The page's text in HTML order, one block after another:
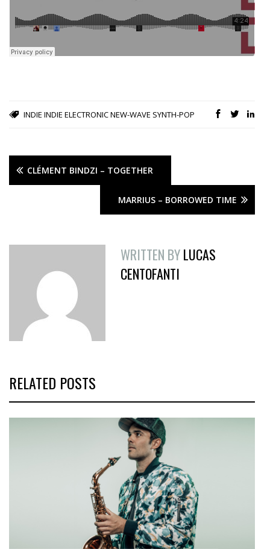
INDIE INDIE ELECTRONICNEW-WAVE SYNTH-POP
CLÉMENT BINDZI – TOGETHER
MARRIUS – BORROWED TIME
WRITTEN BYLUCAS
CENTOFANTI
RELATED POSTS